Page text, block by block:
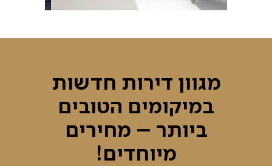
מגוון דירות חדשות
במיקומים הטובים
ביותר – מחירים
מיוחדים!